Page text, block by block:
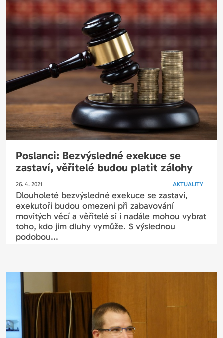
Poslanci: Bezvýsledné exekuce se
zastaví, věřitelé budou platit zálohy
26. 4. 2021 AKTUALITY
Dlouholeté bezvýsledné exekuce se zastaví,
exekutoři budou omezeni při zabavování
movitých věcí a věřitelé si i nadále mohou vybrat
toho, kdo jim dluhy vymůže. S výslednou
podobou...